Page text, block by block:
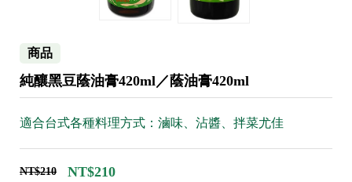
商品
純釀黑豆蔭油膏420ml／蔭油膏420ml
適合台式各種料理方式：滷味、沾醬、拌菜尤佳
NT$210 NT$210